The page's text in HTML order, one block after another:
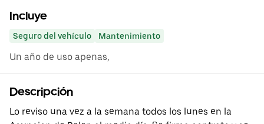
Incluye
Seguro del vehículo Mantenimiento
Un año de uso apenas,
Descripción
Lo reviso una vez a la semana todos los lunes en la